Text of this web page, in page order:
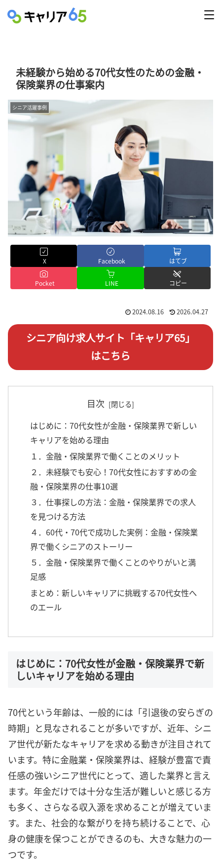
未経験から始める70代女性のための金融・
保険業界の仕事案内
シニア活躍事例
X Facebook はてブ
Pocket LINE コピー
2024.08.16 2026.04.27
シニア向け求人サイト「キャリア65」
はこちら
目次
はじめに：70代女性が金融・保険業界で新しい
キャリアを始める理由
１．金融・保険業界で働くことのメリット
２．未経験でも安心！70代女性におすすめの金
融・保険業界の仕事10選
３．仕事探しの方法：金融・保険業界での求人
を見つける方法
４．60代・70代で成功した実例：金融・保険業
界で働くシニアのストーリー
５．金融・保険業界で働くことのやりがいと満
足感
まとめ：新しいキャリアに挑戦する70代女性へ
のエール
はじめに：70代女性が金融・保険業界で新
しいキャリアを始める理由
70代という年齢は、一般的には「引退後の安らぎの
時期」と見なされることが多いですが、近年、シニ
ア世代が新たなキャリアを求める動きが注目されて
います。特に金融業・保険業界は、経験が豊富で責
任感の強いシニア世代にとって、適した業界と言え
ます。年金だけでは十分な生活が難しいと感じる方
も多く、さらなる収入源を求めることが増えていま
す。また、社会的な繋がりを持ち続けることで、心
身の健康を保つことができるのも、大きな魅力の一
つです。